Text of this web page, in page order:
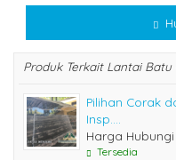
Produk Terkait Lantai
Pilihan Corak
Insp....
Harga Hubungi
Tersedia